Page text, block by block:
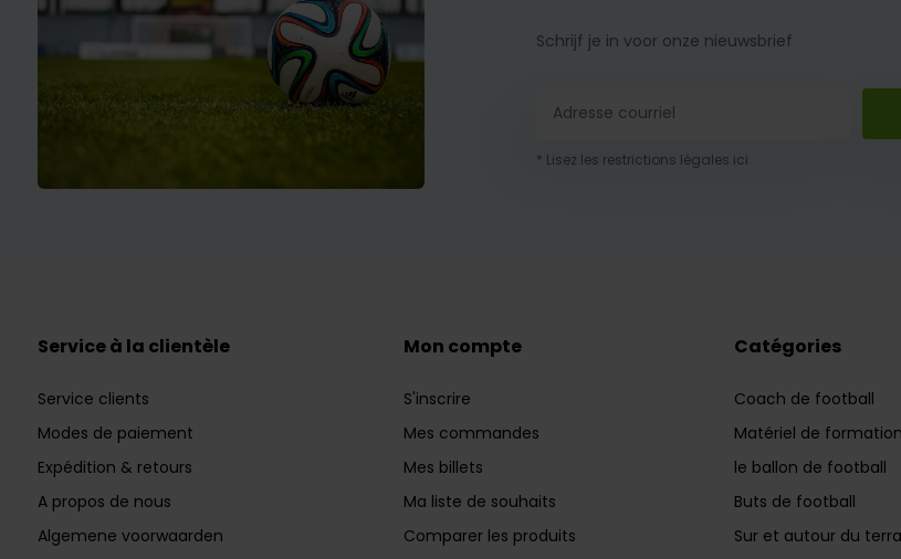
Schrijf je in voor onze nieuwsbrief
* Lisez les restrictions légales ici
Service à la clientèle
Service clients
Modes de paiement
Expédition & retours
A propos de nous
Algemene voorwaarden
Mon compte
S'inscrire
Mes commandes
Mes billets
Ma liste de souhaits
Comparer les produits
Catégories
Coach de football
Matériel de
le ballon de football
Buts de football
Sur et autour du